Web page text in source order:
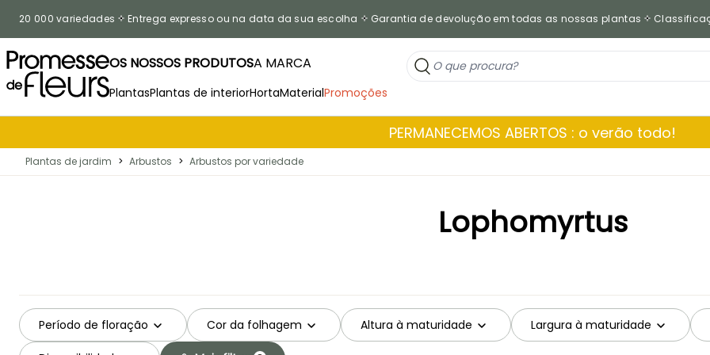
20 000 variedades Entrega expresso ou na data da sua escolha Garantia de devolução em todas as nossas plantas
OS NOSSOS PRODUTOSA MARCA
PlantasPlantas de interiorHortaMaterialPromoções
PERMANECEMOS ABERTOS : o verão todo!
Plantas de jardim > Arbustos > Arbustos por variedade
Lophomyrtus
Período de floração Cor da folhagem Altura à maturidade Largura à maturidade